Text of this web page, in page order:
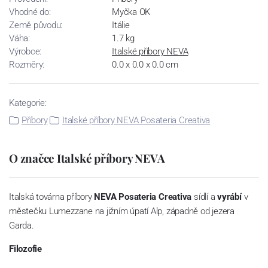
Vhodné do:
Myčka OK
Země původu:
Itálie
Váha:
1.7 kg
Výrobce:
Italské příbory NEVA
Rozměry:
0.0 x 0.0 x 0.0 cm
Kategorie:
Příbory
Italské příbory NEVA Posateria Creativa
O značce Italské příbory NEVA
Italská továrna příbory NEVA Posateria Creativa sídlí avyrábív
městečku Lumezzane na jižním úpatí Alp, západně od jezera
Garda.
Filozofie